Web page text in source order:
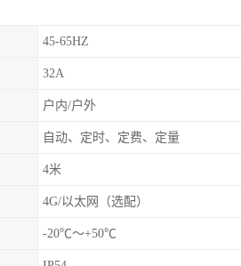
45-65HZ
32A
户内/户外
自动、定时、定费、定量
4米
4G/以太网（选配）
-20℃～+50℃